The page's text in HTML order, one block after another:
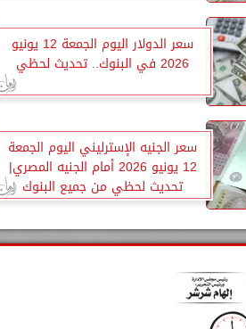
سعر الدولار اليوم الجمعة 12 يونيو
2026 في البنوك.. تحديث لحظي
سعر الجنيه الإسترليني اليوم الجمعة
12 يونيو 2026 أمام الجنيه المصري|
تحديث لحظي من جميع البنوك